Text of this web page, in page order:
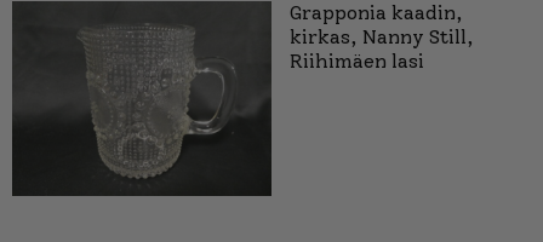
Grapponia kaadin,
kirkas, Nanny Still,
Riihimäen lasi